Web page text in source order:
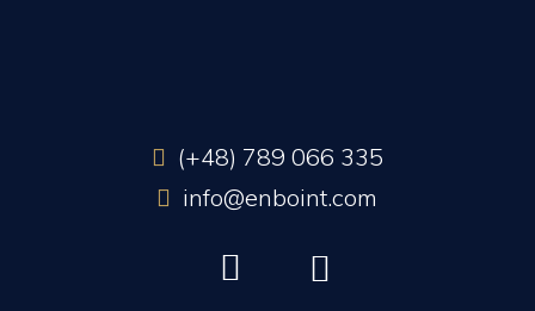
(+48) 789 066 335
info@enboint.com